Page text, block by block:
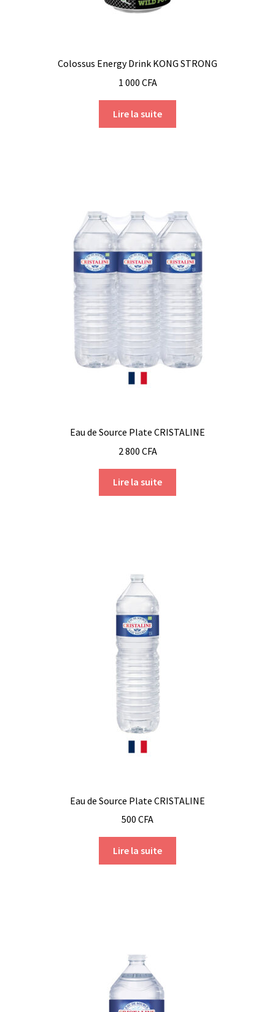
Colossus Energy Drink KONG STRONG
1 000 CFA
Lire la suite
Eau de Source Plate CRISTALINE
2 800 CFA
Lire la suite
Eau de Source Plate CRISTALINE
500 CFA
Lire la suite